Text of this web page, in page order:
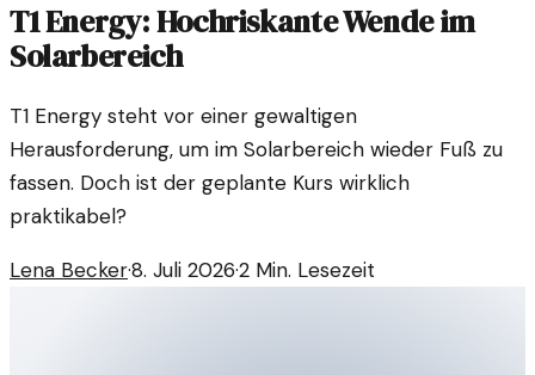
T1 Energy: Hochriskante Wende im
Solarbereich
T1 Energy steht vor einer gewaltigen
Herausforderung, um im Solarbereich wieder Fuß zu
fassen. Doch ist der geplante Kurs wirklich
praktikabel?
Lena Becker·8. Juli 2026·2 Min. Lesezeit